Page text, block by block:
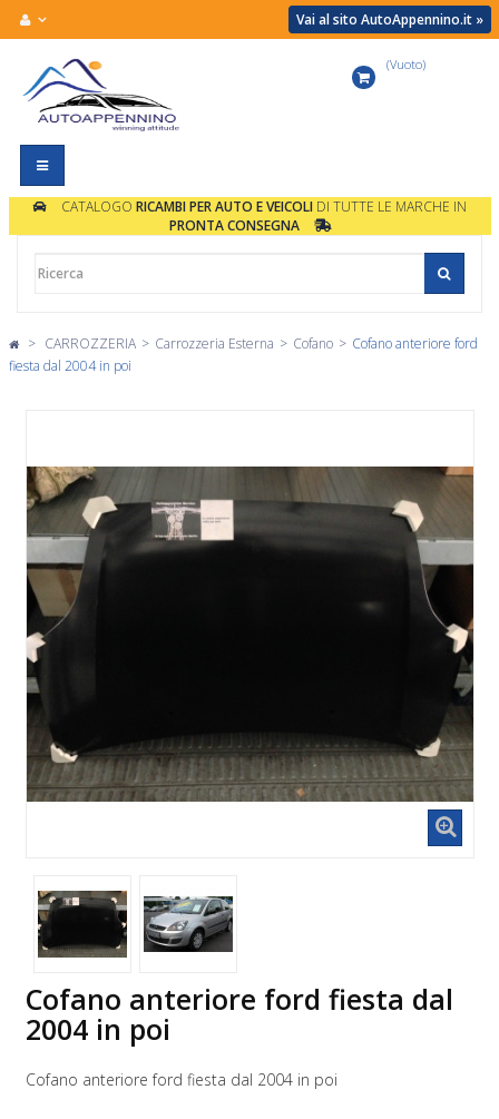
Vai al sito AutoAppennino.it »
Navigazione
Toggle
(Vuoto)
CATALOGO RICAMBI PER AUTO E VEICOLIDI TUTTE LE MARCHE IN
PRONTA CONSEGNA
> CARROZZERIA > Carrozzeria Esterna > Cofano > Cofano anteriore ford
fiesta dal 2004 in poi
Cofano anteriore ford fiesta dal
2004 in poi
Cofano anteriore ford fiesta dal 2004 in poi